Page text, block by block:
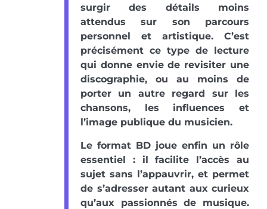
surgir des détails moins
attendus sur son parcours
personnel et artistique. C’est
précisément ce type de lecture
qui donne envie de revisiter une
discographie, ou au moins de
porter un autre regard sur les
chansons, les influences et
l’image publique du musicien.
Le format BD joue enfin un rôle
essentiel : il facilite l’accès au
sujet sans l’appauvrir, et permet
de s’adresser autant aux curieux
qu’aux passionnés de musique.